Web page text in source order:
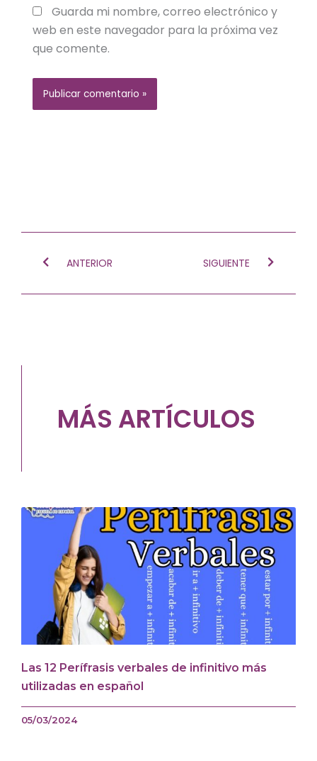
Guarda mi nombre, correo electrónico y
web en este navegador para la próxima vez
que comente.
ANTERIOR SIGUIENTE
MÁS ARTÍCULOS
Las 12 Perífrasis verbales de infinitivo más
utilizadas en español
05/03/2024